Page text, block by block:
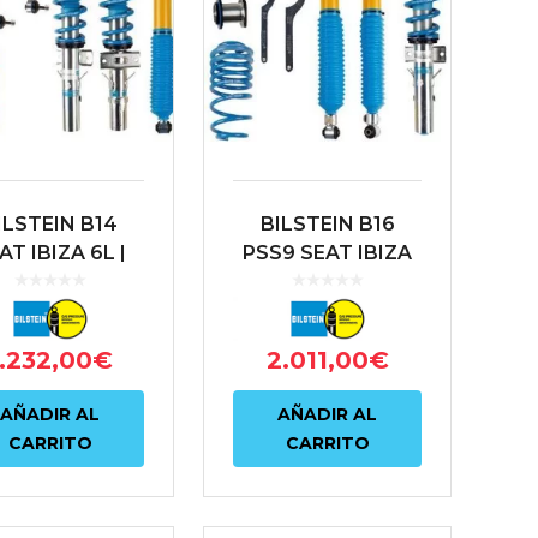
B14
IBIZA 6L |
POLO 9N
€
AÑADIR AL
CARRITO
BILSTEIN B16
PSS9 SEAT IBIZA
NJ | VOLKSWAGEN
POLO 9N
2.011,00€
AÑADIR AL
CARRITO